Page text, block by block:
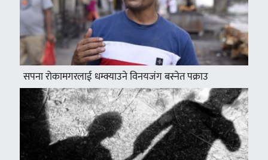
सपना रोकामगरलाई धम्क्याउने विनयजंग बस्नेत पक्राउ